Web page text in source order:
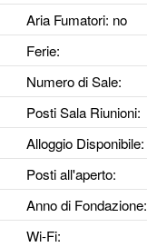
Aria Fumatori: no
Ferie:
Numero di Sale:
Posti Sala Riunioni:
Alloggio Disponibile:
Posti all'aperto:
Anno di Fondazione:
Wi-Fi: